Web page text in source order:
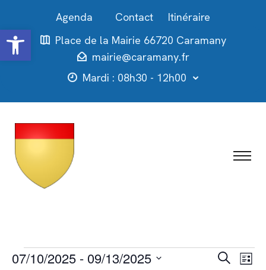
Ouvrir la barre d’outils
Contact
Itinéraire
Place de la Mairie 66720 Caramany
mairie@caramany.fr
Mardi : 08h30 - 12h00
Évènements Recherche
Liste
07/10/2025 - 09/13/2025